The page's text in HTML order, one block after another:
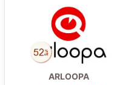
ARLOOPA